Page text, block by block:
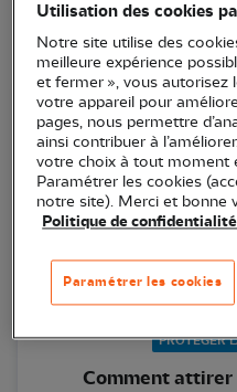
Thématiques :
PROTÉGER
Comment attirer
Utilisation des cookies
Notre site utilise des
meilleure expérience
et fermer », vous autorisez
votre appareil pour
pages, nous permettre
ainsi contribuer à
votre choix à tout moment
Paramétrer les cookies
notre site). Merci et bonne
Politique de confidentialité
Paramétrer les cookies